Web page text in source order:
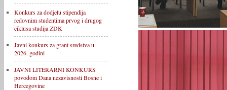
Konkurs za dodjelu stipendija
redovnim studentima prvog i drugog
ciklusa studija ZDK
Javni konkurs za grant sredstva u
2026. godini
JAVNI LITERARNI KONKURS
povodom Dana nezavisnosti Bosne i
Hercegovine